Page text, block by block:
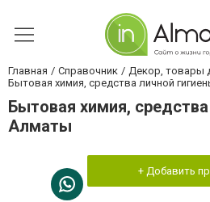
Главная Справочник
Декор, товары
Бытовая химия, средства личной
Бытовая химия,
Алматы
+ Добавить